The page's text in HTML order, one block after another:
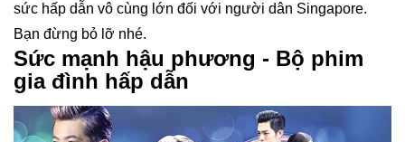
sức hấp dẫn vô cùng lớn đối với người dân Singapore.
Bạn đừng bỏ lỡ nhé.
Sức mạnh hậu phương - Bộ phim
gia đình hấp dẫn